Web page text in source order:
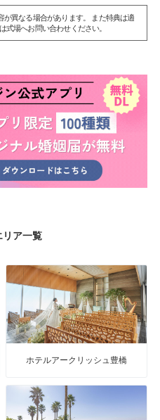
異なる場合があります。 また特典は適
式場へお問い合わせください。
リア一覧
ホテルアークリッシュ豊橋